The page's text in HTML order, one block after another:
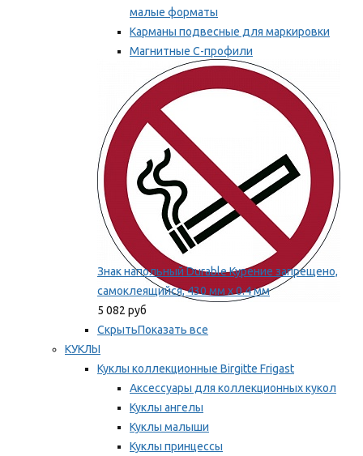
малые форматы
Карманы подвесные для маркировки
Магнитные С-профили
Напольная маркировка
Мы рекомендуем
Знак напольный Durable Курение запрещено,
самоклеящийся, 430 мм х 0.4 мм
5 082 руб
СкрытьПоказать все
КУКЛЫ
Куклы коллекционные Birgitte Frigast
Аксессуары для коллекционных кукол
Куклы ангелы
Куклы малыши
Куклы принцессы